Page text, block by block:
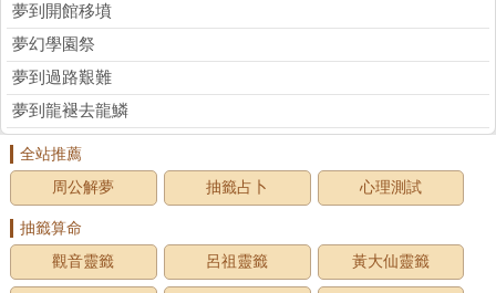
夢到開館移墳
夢幻學園祭
夢到過路艱難
夢到龍褪去龍鱗
全站推薦
周公解夢
抽籤占卜 心理測試
抽籤算命
觀音靈籤
呂祖靈籤 黃大仙靈籤